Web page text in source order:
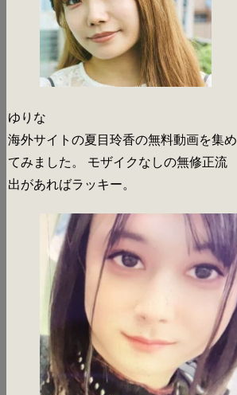
ゆりな
海外サイトの夏目玲香の無料動画を集め
てみました。 モザイクなしの無修正流
出があればラッキー。